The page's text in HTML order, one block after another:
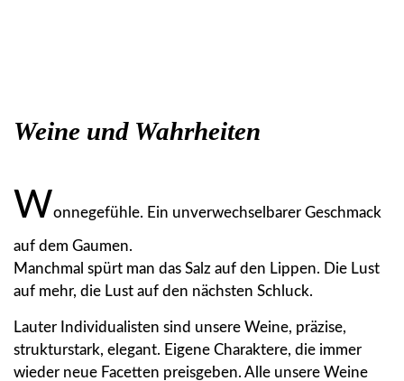
Weine und Wahrheiten
Wonnegefühle. Ein unverwechselbarer Geschmack
auf dem Gaumen.
Manchmal spürt man das Salz auf den Lippen. Die Lust
auf mehr, die Lust auf den nächsten Schluck.
Lauter Individualisten sind unsere Weine, präzise,
strukturstark, elegant. Eigene Charaktere, die immer
wieder neue Facetten preisgeben. Alle unsere Weine